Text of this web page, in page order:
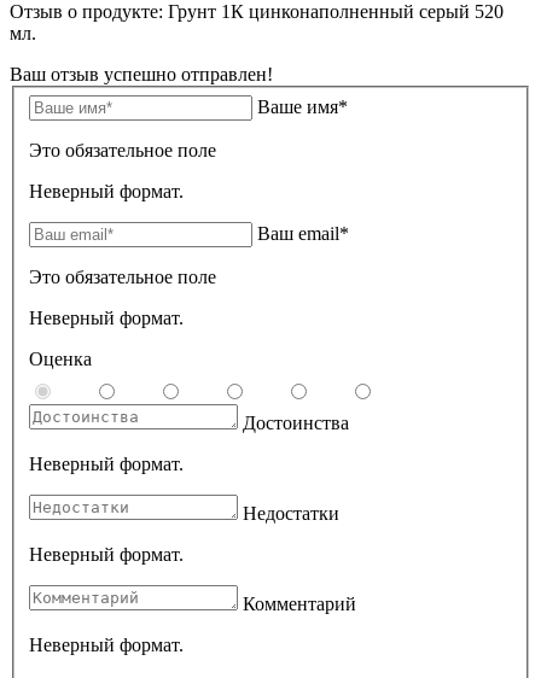
Отзыв о продукте: Грунт 1К цинконаполненный серый 520
мл.
Ваш отзыв успешно отправлен!
Ваше имя*
Это обязательное поле
Неверный формат.
Ваш email*
Это обязательное поле
Неверный формат.
Оценка
Достоинства
Неверный формат.
Недостатки
Неверный формат.
Комментарий
Неверный формат.